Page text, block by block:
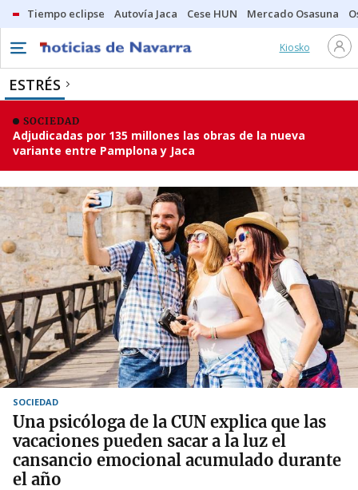
Tiempo eclipse Autovía Jaca Cese HUN Mercado Osasuna
Kiosko
ESTRÉS
SOCIEDAD
Adjudicadas por 135 millones las obras de la nueva
variante entre Pamplona y Jaca
SOCIEDAD
Una psicóloga de la CUN explica que las
vacaciones pueden sacar a la luz el
cansancio emocional acumulado durante
el año